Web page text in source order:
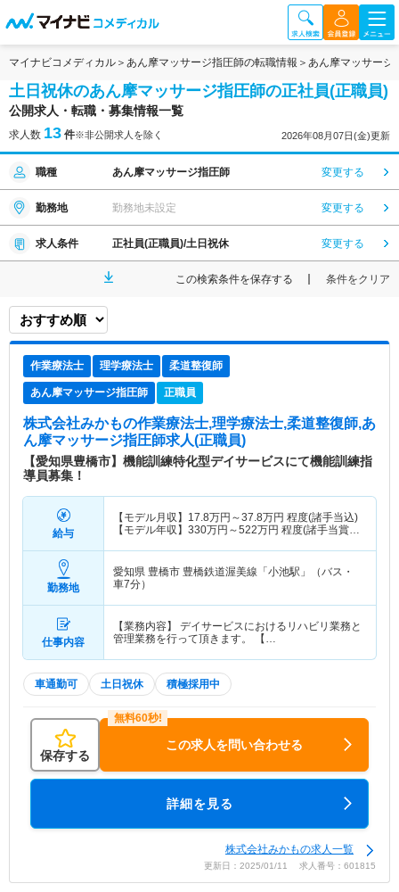
マイナビコメディカル あん摩マッサージ指圧師の転職情報 あん摩マッサージ
土日祝休のあん摩マッサージ指圧師の正社員(正職員)
公開求人・転職・募集情報一覧
求人数 13 件※非公開求人を除く 2026年08月07日(金)更新
職種 あん摩マッサージ指圧師 変更する
勤務地 勤務地未設定 変更する
求人条件 正社員(正職員)/土日祝休 変更する
この検索条件を保存する 条件をクリア
作業療法士 理学療法士 柔道整復師
あん摩マッサージ指圧師 正職員
株式会社みかもの作業療法士,理学療法士,柔道整復師,あ
ん摩マッサージ指圧師求人(正職員)
【愛知県豊橋市】機能訓練特化型デイサービスにて機能訓練指
導員募集！
給与
【モデル月収】 17.8万円～37.8万円 程度(諸手当込)
【モデル年収】 330万円～522万円 程度(諸手当賞与
勤務地
愛知県 豊橋市 豊橋鉄道渥美線「小池駅」（バス・
車7分）
仕事内容
【業務内容】 デイサービスにおけるリハビリ業務と
管理業務を行って頂きます。 【…
車通勤可 土日祝休 積極採用中
保存する
この求人を問い合わせる
詳細を見る
株式会社みかもの求人一覧
更新日：2025/01/11 求人番号：601815